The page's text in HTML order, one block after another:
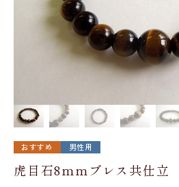
おすすめ 男性用
虎目石8mmブレス共仕立